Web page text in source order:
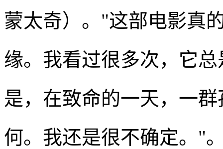
蒙太奇）。"这部电影真
缘。我看过很多次，它
是，在致命的一天，一
何。我还是很不确定。"